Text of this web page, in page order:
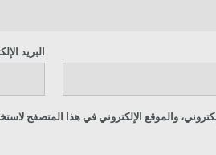
البريد
والموقع الإلكتروني في هذا المتصفح